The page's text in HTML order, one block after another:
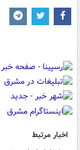
اخبار مرتبط